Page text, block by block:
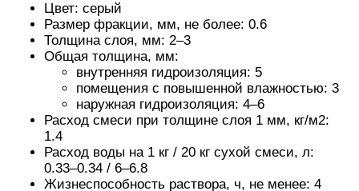
Цвет: серый
Размер фракции, мм, не более: 0.6
Толщина слоя, мм: 2–3
Общая толщина, мм:
внутренняя гидроизоляция: 5
помещения с повышенной влажностью: 3
наружная гидроизоляция: 4–6
Расход смеси при толщине слоя 1 мм, кг/м2:
1.4
Расход воды на 1 кг / 20 кг сухой смеси, л:
0.33–0.34 / 6–6.8
Жизнеспособность раствора, ч, не менее: 4